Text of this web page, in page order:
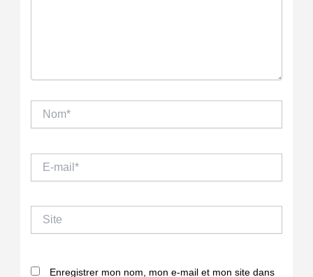
mail*
Enregistrer mon nom, mon e-mail et mon site dans